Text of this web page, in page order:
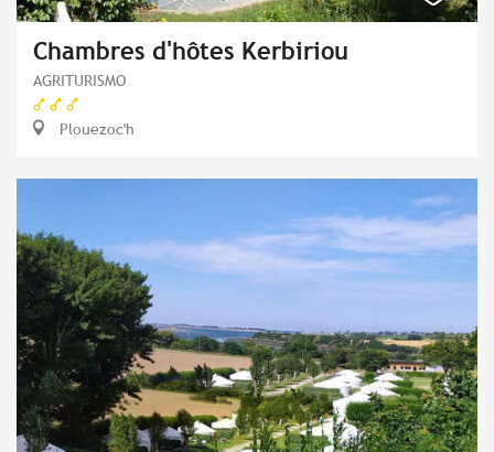
Chambres d'hôtes Kerbiriou
AGRITURISMO
Plouezoc'h